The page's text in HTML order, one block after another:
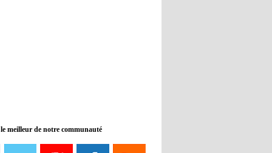
08:21 - 2022/11/08
Liverpool mis en vente par son
meilleur de notre communauté